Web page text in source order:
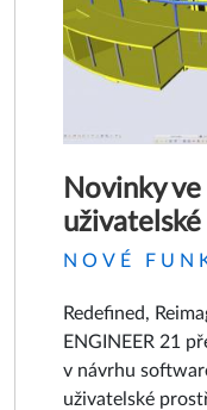
Novinky
NOVÉ
Redefined,
ENGINEER 21
v návrhu
uživatelské